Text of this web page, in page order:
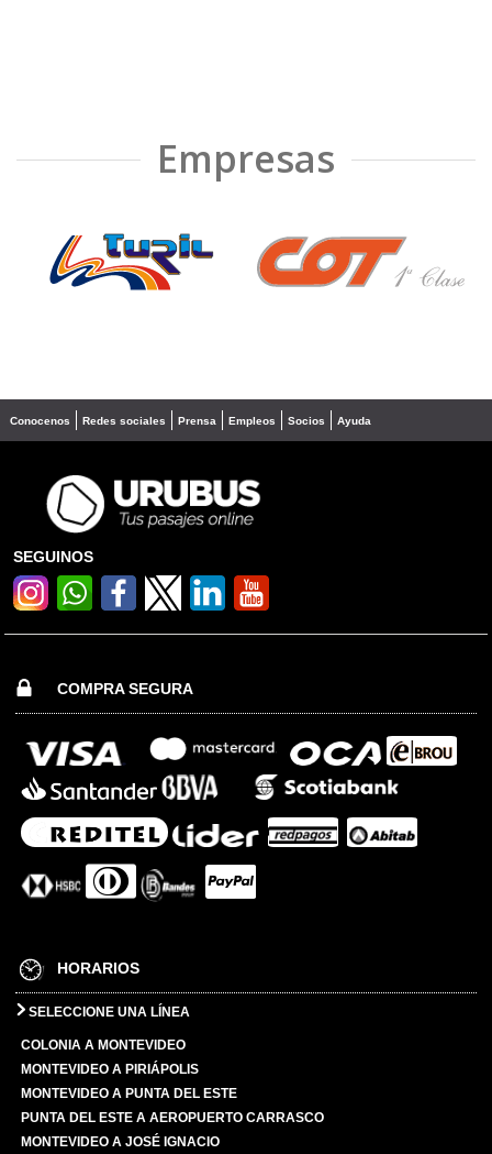
Empresas
❮ ❯
Conocenos Redes sociales Prensa Empleos Socios Ayuda
SEGUINOS
COMPRA SEGURA
HORARIOS
SELECCIONE UNA LÍNEA
COLONIA A MONTEVIDEO
MONTEVIDEO A PIRIÁPOLIS
MONTEVIDEO A PUNTA DEL ESTE
PUNTA DEL ESTE A AEROPUERTO CARRASCO
MONTEVIDEO A JOSÉ IGNACIO